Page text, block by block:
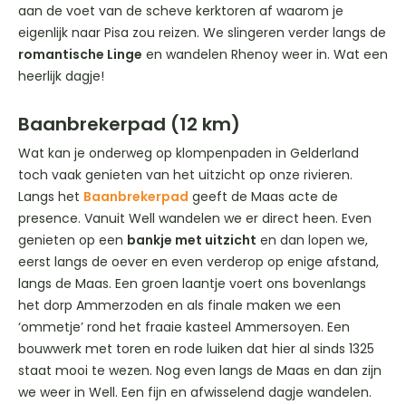
aan de voet van de scheve kerktoren af waarom je
eigenlijk naar Pisa zou reizen. We slingeren verder langs de
romantische Linge en wandelen Rhenoy weer in. Wat een
heerlijk dagje!
Baanbrekerpad (12 km)
Wat kan je onderweg op klompenpaden in Gelderland
toch vaak genieten van het uitzicht op onze rivieren.
Langs het Baanbrekerpad geeft de Maas acte de
presence. Vanuit Well wandelen we er direct heen. Even
genieten op een bankje met uitzicht en dan lopen we,
eerst langs de oever en even verderop op enige afstand,
langs de Maas. Een groen laantje voert ons bovenlangs
het dorp Ammerzoden en als finale maken we een
‘ommetje’ rond het fraaie kasteel Ammersoyen. Een
bouwwerk met toren en rode luiken dat hier al sinds 1325
staat mooi te wezen. Nog even langs de Maas en dan zijn
we weer in Well. Een fijn en afwisselend dagje wandelen.